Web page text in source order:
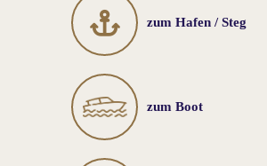
zum Hafen / Steg
zum Boot